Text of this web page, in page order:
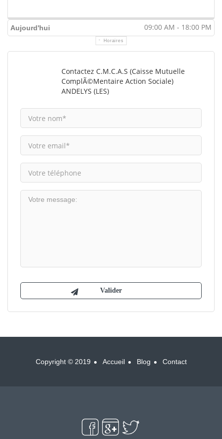
Aujourd'hui 09:00 AM - 18:00 PM
Horaires
Contactez C.M.C.A.S (Caisse Mutuelle
ComplÃ©mentaire Action Sociale)
ANDELYS (LES)
Copyright © 2019 Accueil Blog Contact